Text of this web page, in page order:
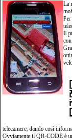
La
Il
telecamere, dando così
Ovviamente il QR-CODE è